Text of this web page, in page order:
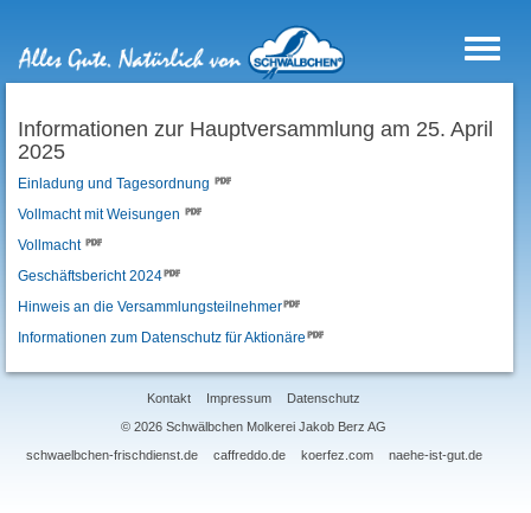
ein-/
Informationen zur Hauptversammlung am 25. April
2025
Einladung und Tagesordnung
Vollmacht mit Weisungen
Vollmacht
Geschäftsbericht 2024
Hinweis an die Versammlungsteilnehmer
Informationen zum Datenschutz für Aktionäre
Kontakt Impressum
Datenschutz
© 2026 Schwälbchen Molkerei Jakob Berz AG
schwaelbchen-frischdienst.de
caffreddo.de koerfez.com naehe-ist-gut.de